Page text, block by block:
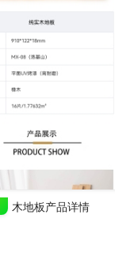
木地板产品详情